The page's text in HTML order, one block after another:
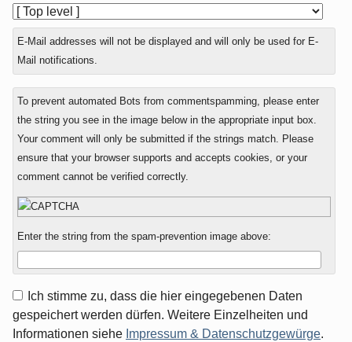
E-Mail addresses will not be displayed and will only be used for E-
Mail notifications.
To prevent automated Bots from commentspamming, please enter
the string you see in the image below in the appropriate input box.
Your comment will only be submitted if the strings match. Please
ensure that your browser supports and accepts cookies, or your
comment cannot be verified correctly.
Enter the string from the spam-prevention image above:
Ich stimme zu, dass die hier eingegebenen Daten
gespeichert werden dürfen. Weitere Einzelheiten und
Informationen siehe Impressum & Datenschutzgewürge.